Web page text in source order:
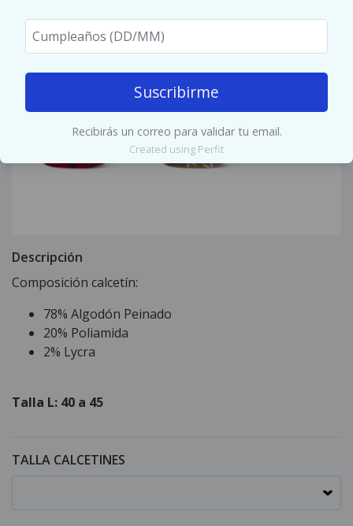
Suscribirme
Recibirás un correo para validar tu email.
Created using Perfit
Descripción
Composición calcetín:
78% Algodón Peinado
20% Poliamida
2% Lycra
Talla L: 40 a 45
TALLA CALCETINES